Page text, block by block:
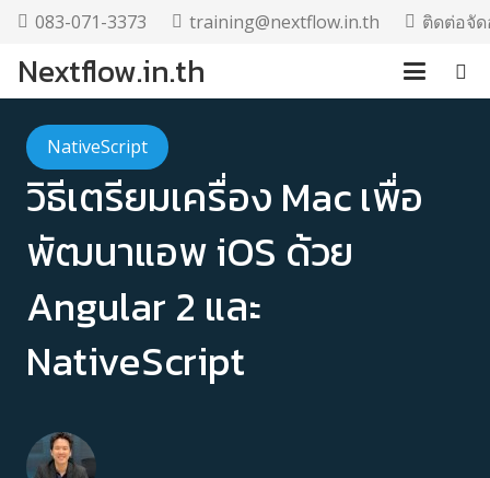
083-071-3373 training@nextflow.in.th ติดต่อจั
Nextflow.in.th
NativeScript
วิธีเตรียมเครื่อง Mac เพื่อ
พัฒนาแอพ iOS ด้วย
Angular 2 และ
NativeScript